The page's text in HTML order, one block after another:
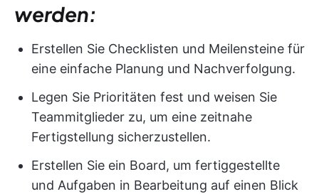
werden:
Erstellen Sie Checklisten und Meilensteine für
eine einfache Planung und Nachverfolgung.
Legen Sie Prioritäten fest und weisen Sie
Teammitglieder zu, um eine zeitnahe
Fertigstellung sicherzustellen.
Erstellen Sie ein Board, um fertiggestellte
und Aufgaben in Bearbeitung auf einen Blick